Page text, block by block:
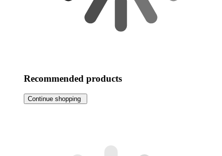
Recommended products
Continue shopping